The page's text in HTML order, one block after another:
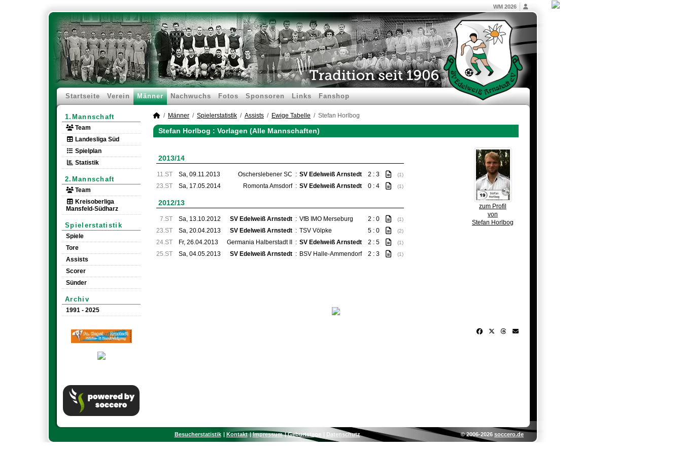
WM 2026
Startseite Verein Männer Nachwuchs Fotos Sponsoren Links Fanshop
1.Mannschaft
Team
Landesliga Süd
Spielplan
Statistik
2.Mannschaft
Team
Kreisoberliga
Mansfeld-Südharz
Spielerstatistik
Spiele
Tore
Assists
Scorer
Sünder
Archiv
1991 - 2025
Männer Spielerstatistik Assists Ewige Tabelle Stefan Horlbog
Stefan Horlbog : Vorlagen (Alle Mannschaften)
zum Profil
von
Stefan Horlbog
2013/14
11.ST Sa, 09.11.2013 Oscherslebener SC : SV Edelweiß Arnstedt 2 : 3 (1)
23.ST Sa, 17.05.2014 Romonta Amsdorf : SV Edelweiß Arnstedt 0 : 4 (1)
2012/13
7.ST Sa, 13.10.2012 SV Edelweiß Arnstedt : VfB IMO Merseburg 2 : 0 (1)
23.ST Sa, 20.04.2013 SV Edelweiß Arnstedt : TSV Völpke 5 : 0 (2)
24.ST Fr, 26.04.2013 Germania Halberstadt II : SV Edelweiß Arnstedt 2 : 5 (1)
25.ST Sa, 04.05.2013 SV Edelweiß Arnstedt : BSV Halle-Ammendorf 2 : 3 (1)
Besucherstatistik Kontakt Impressum Geburtstage Datenschutz © 2006-2026 soccero.de